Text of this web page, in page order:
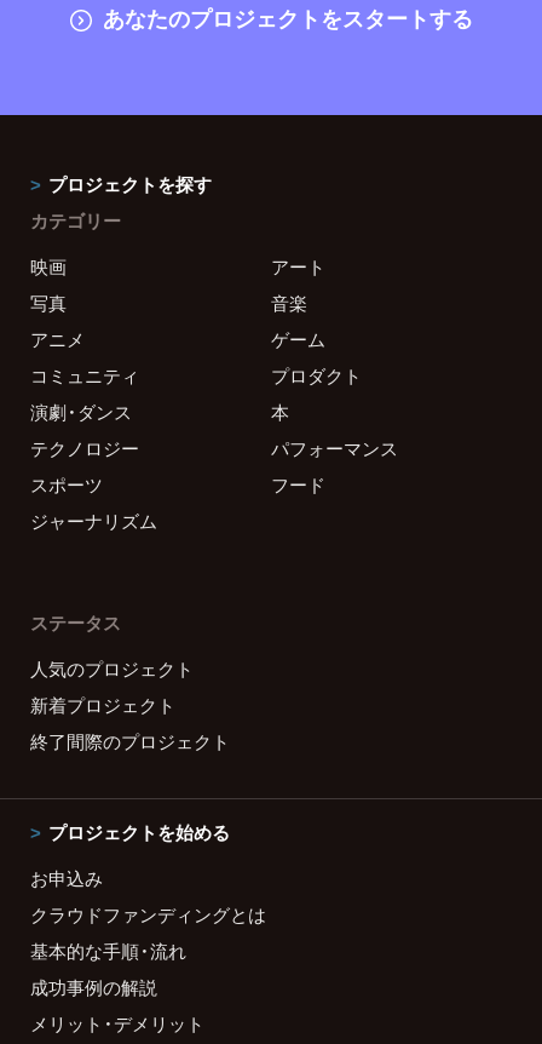
あなたのプロジェクトをスタートする
プロジェクトを探す
カテゴリー
映画
アート
写真
音楽
アニメ
ゲーム
コミュニティ
プロダクト
演劇・ダンス
本
テクノロジー
パフォーマンス
スポーツ
フード
ジャーナリズム
ステータス
人気のプロジェクト
新着プロジェクト
終了間際のプロジェクト
プロジェクトを始める
お申込み
クラウドファンディングとは
基本的な手順・流れ
成功事例の解説
メリット・デメリット